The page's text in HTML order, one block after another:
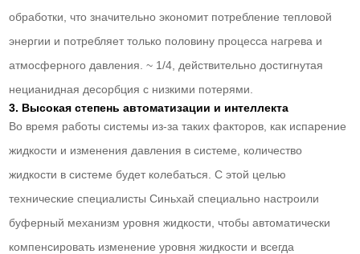
обработки, что значительно экономит потребление тепловой
энергии и потребляет только половину процесса нагрева и
атмосферного давления. ~ 1/4, действительно достигнутая
нецианидная десорбция с низкими потерями.
3. Высокая степень автоматизации и интеллекта
Во время работы системы из-за таких факторов, как испарение
жидкости и изменения давления в системе, количество
жидкости в системе будет колебаться. С этой целью
технические специалисты Синьхай специально настроили
буферный механизм уровня жидкости, чтобы автоматически
компенсировать изменение уровня жидкости и всегда